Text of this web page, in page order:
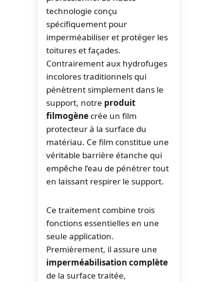
technologie conçu
spécifiquement pour
imperméabiliser et protéger les
toitures et façades.
Contrairement aux hydrofuges
incolores traditionnels qui
pénètrent simplement dans le
support, notre produit
filmogène crée un film
protecteur à la surface du
matériau. Ce film constitue une
véritable barrière étanche qui
empêche l’eau de pénétrer tout
en laissant respirer le support.
Ce traitement combine trois
fonctions essentielles en une
seule application.
Premièrement, il assure une
imperméabilisation complète
de la surface traitée,